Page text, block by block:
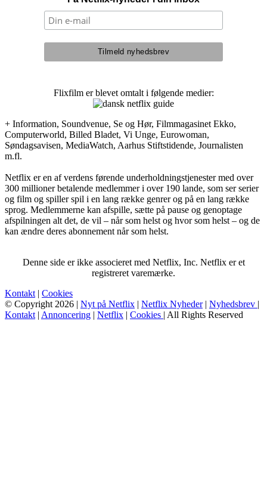
Flixfilm er blevet omtalt i følgende medier:
+ Information, Soundvenue, Se og Hør, Filmmagasinet Ekko,
Computerworld, Billed Bladet, Vi Unge, Eurowoman,
Søndagsavisen, MediaWatch, Aarhus Stiftstidende, Journalisten
m.fl.
Netflix er en af verdens førende underholdningstjenester med over
300 millioner betalende medlemmer i over 190 lande, som ser serier
og film og spiller spil i en lang række genrer og på en lang række
sprog. Medlemmerne kan afspille, sætte på pause og genoptage
afspilningen alt det, de vil – når som helst og hvor som helst – og de
kan ændre deres abonnement når som helst.
Denne side er ikke associeret med Netflix, Inc. Netflix er et
registreret varemærke.
Kontakt | Cookies
© Copyright 2026 | Nyt på Netflix | Netflix Nyheder| Nyhedsbrev |
Kontakt | Annoncering | Netflix | Cookies | All Rights Reserved